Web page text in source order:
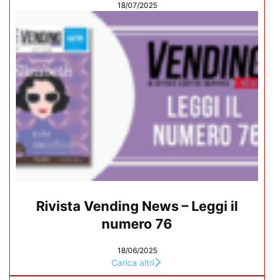
18/07/2025
Rivista Vending News – Leggi il
numero 76
18/06/2025
Carica altri